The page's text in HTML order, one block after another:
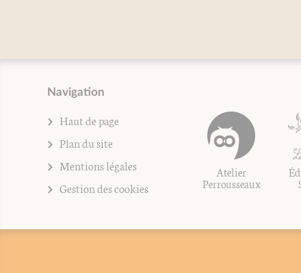
Navigation
Haut de page
Plan du site
Mentions légales
Gestion des cookies
Atelier
Perrousseaux